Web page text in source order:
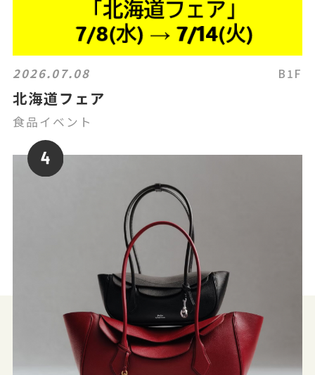
2026.07.08 B1F
北海道フェア
食品イベント